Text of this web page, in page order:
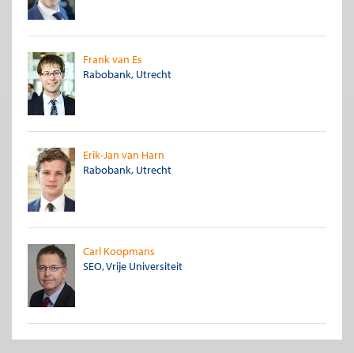
Frank van Es
Rabobank, Utrecht
Erik-Jan van Harn
Rabobank, Utrecht
Carl Koopmans
SEO, Vrije Universiteit